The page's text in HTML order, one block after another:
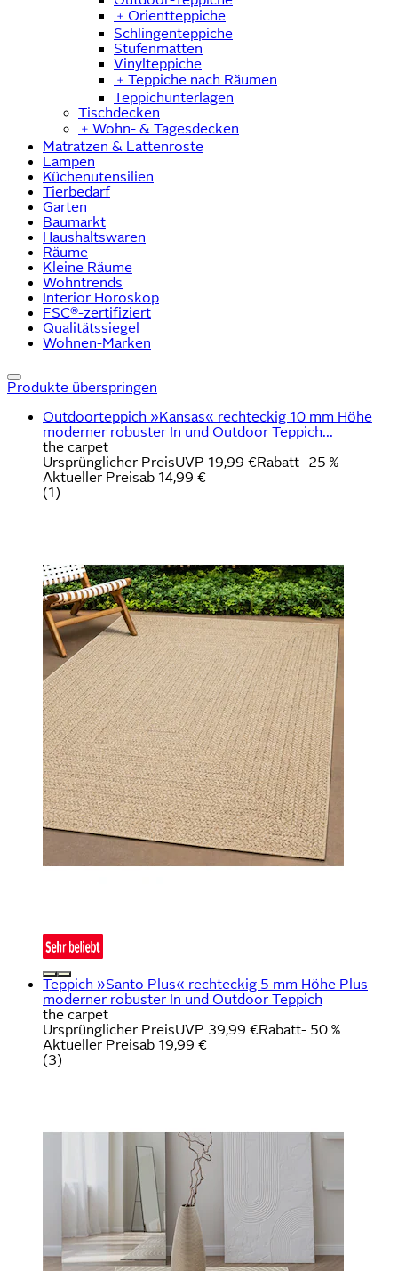
﹢ Orientteppiche
Schlingenteppiche
Stufenmatten
Vinylteppiche
﹢ Teppiche nach Räumen
Teppichunterlagen
Tischdecken
﹢ Wohn- & Tagesdecken
Matratzen & Lattenroste
Lampen
Küchenutensilien
Tierbedarf
Garten
Baumarkt
Haushaltswaren
Räume
Kleine Räume
Wohntrends
Interior Horoskop
FSC®-zertifiziert
Qualitätssiegel
Wohnen-Marken
Produkte überspringen
Outdoorteppich »Kansas« rechteckig 10 mm Höhe
moderner robuster In und Outdoor Teppich...
the carpet
Ursprünglicher PreisUVP 19,99 €Rabatt- 25 %
Aktueller Preisab 14,99 €
(1)
Teppich »Santo Plus« rechteckig 5 mm Höhe Plus
moderner robuster In und Outdoor Teppich
the carpet
Ursprünglicher PreisUVP 39,99 €Rabatt- 50 %
Aktueller Preisab 19,99 €
(3)